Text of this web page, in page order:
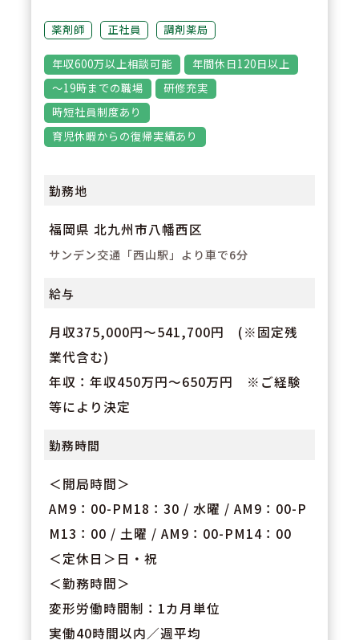
ジョンを想像できるような充実し
た教育制度がございます。
薬剤師 正社員 調剤薬局
年収600万以上相談可能
年間休日120日以上
～19時までの職場
研修充実
時短社員制度あり
育児休暇からの復帰実績あり
勤務地
福岡県 北九州市八幡西区
サンデン交通「西山駅」より車で6分
給与
月収375,000円～541,700円 (※固定残
業代含む)
年収：年収450万円～650万円 ※ご経験
等により決定
勤務時間
＜開局時間＞
AM9：00-PM18：30 / 水曜 / AM9：00-P
M13：00 / 土曜 / AM9：00-PM14：00
＜定休日＞日・祝
＜勤務時間＞
変形労働時間制：1カ月単位
実働40時間以内／週平均